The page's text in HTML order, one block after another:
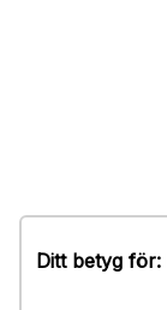
Ditt betyg för: